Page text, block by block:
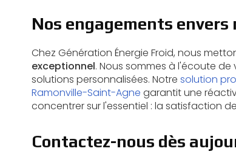
Nos engagements envers
Chez Génération Énergie Froid, nous
exceptionnel. Nous sommes à l'écoute
solutions personnalisées. Notre solution
Ramonville-Saint-Agne garantit une
concentrer sur l'essentiel : la satisfaction
Contactez-nous dès